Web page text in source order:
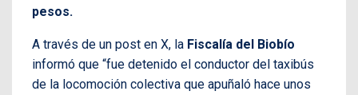
pesos.
A través de un post en X, la Fiscalía del Biobío
informó que “fue detenido el conductor del taxibús
de la locomoción colectiva que apuñaló hace unos